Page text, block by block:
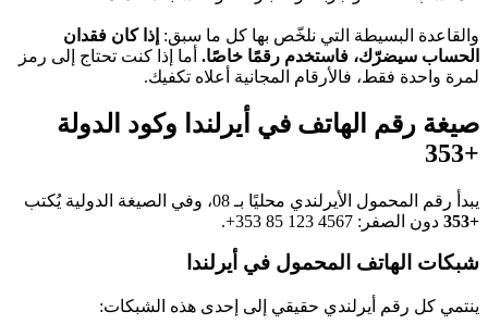
والقاعدة البسيطة التي نلخّص بها كل ما سبق: إذا كان فقدان
الحساب سيضرّك، فاستخدم رقمًا خاصًا. أما إذا كنت تحتاج إلى رمز
لمرة واحدة فقط، فالأرقام المجانية أعلاه تكفيك.
صيغة رقم الهاتف في أيرلندا وكود الدولة
+353
يبدأ رقم المحمول الأيرلندي محليًا بـ 08، وفي الصيغة الدولية يُكتب
+353
دون الصفر: +353 85 123 4567
.
شبكات الهاتف المحمول في أيرلندا
ينتمي كل رقم أيرلندي حقيقي إلى إحدى هذه الشبكات: